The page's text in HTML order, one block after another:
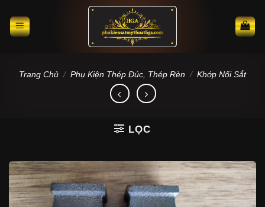
content
Trang Chủ / Phụ Kiện Thép Đúc, Thép Rèn / Khớp Nối Sắt
LỌC